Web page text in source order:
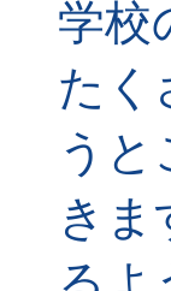
学校
たく
う
きま